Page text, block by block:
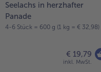
Seelachs in herzhafter
Panade
4-6 Stück = 600 g (1 kg = € 32,98)
€ 19,79
inkl. MwSt.